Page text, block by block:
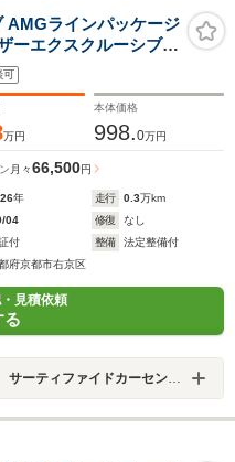
ラインパッケージ
ーエクスクルーシブデ
クリーンシートヒー
ディスプレイ本革シ
可
万円
本体価格
998.0万円
月々66,500円
年 走行 0.3万km
04 修復
なし
付 整備
法定整備付
府京都市右京区
見積依頼
る
ティファイドカーセンター